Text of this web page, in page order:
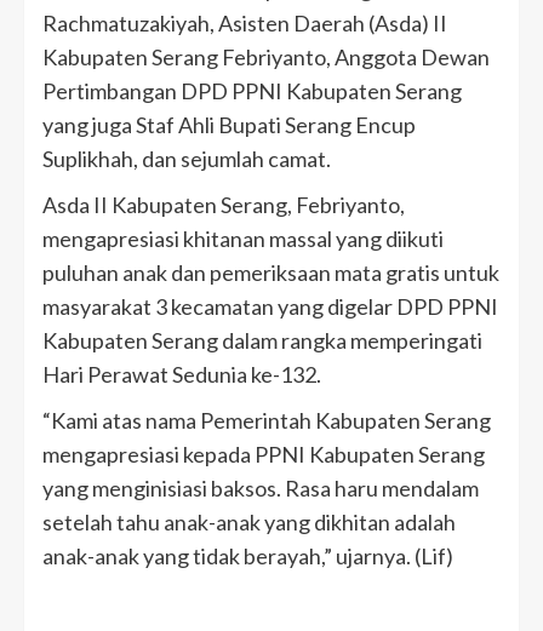
Rachmatuzakiyah, Asisten Daerah (Asda) II
Kabupaten Serang Febriyanto, Anggota Dewan
Pertimbangan DPD PPNI Kabupaten Serang
yang juga Staf Ahli Bupati Serang Encup
Suplikhah, dan sejumlah camat.
Asda II Kabupaten Serang, Febriyanto,
mengapresiasi khitanan massal yang diikuti
puluhan anak dan pemeriksaan mata gratis untuk
masyarakat 3 kecamatan yang digelar DPD PPNI
Kabupaten Serang dalam rangka memperingati
Hari Perawat Sedunia ke-132.
“Kami atas nama Pemerintah Kabupaten Serang
mengapresiasi kepada PPNI Kabupaten Serang
yang menginisiasi baksos. Rasa haru mendalam
setelah tahu anak-anak yang dikhitan adalah
anak-anak yang tidak berayah,” ujarnya. (Lif)